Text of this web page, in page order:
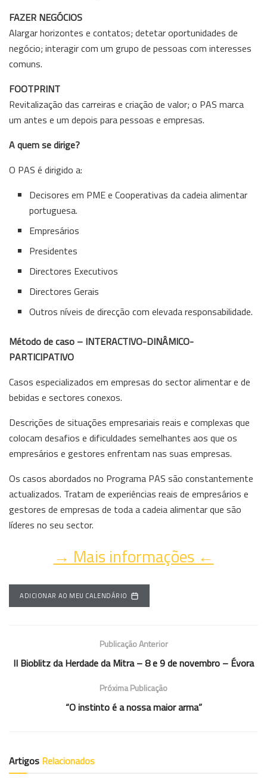
FAZER NEGÓCIOS
Alargar horizontes e contatos; detetar oportunidades de
negócio; interagir com um grupo de pessoas com interesses
comuns.
FOOTPRINT
Revitalização das carreiras e criação de valor; o PAS marca
um antes e um depois para pessoas e empresas.
A quem se dirige?
O PAS é dirigido a:
Decisores em PME e Cooperativas da cadeia alimentar
portuguesa.
Empresários
Presidentes
Directores Executivos
Directores Gerais
Outros níveis de direcção com elevada responsabilidade.
Método de caso – INTERACTIVO-DINÂMICO-
PARTICIPATIVO
Casos especializados em empresas do sector alimentar e de
bebidas e sectores conexos.
Descrições de situações empresariais reais e complexas que
colocam desafios e dificuldades semelhantes aos que os
empresários e gestores enfrentam nas suas empresas.
Os casos abordados no Programa PAS são constantemente
actualizados. Tratam de experiências reais de empresários e
gestores de empresas de toda a cadeia alimentar que são
líderes no seu sector.
→ Mais informações ←
ADICIONAR AO MEU CALENDÁRIO
Publicação Anterior
II Bioblitz da Herdade da Mitra – 8 e 9 de novembro – Évora
Próxima Publicação
“O instinto é a nossa maior arma”
Artigos Relacionados